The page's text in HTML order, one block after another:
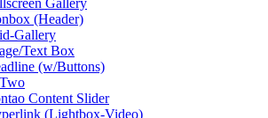
(Header)
Gallery
Text Box
(w/Buttons)
Content Slider
(Lightbox-Video)